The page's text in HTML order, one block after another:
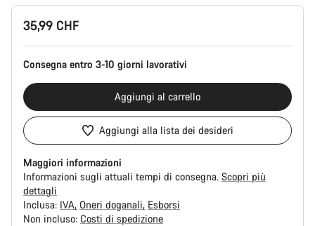
Configurazione
del35,99 CHF
Consegna entro 3-10 giorni lavorativi
Aggiungi al carrello
Aggiungi alla lista dei desideri
Maggiori informazioni
Informazioni sugli attuali tempi di consegna. Scopri più
dettagli
Inclusa: IVA Oneri doganali Esborsi
Non incluso: Costi di spedizione